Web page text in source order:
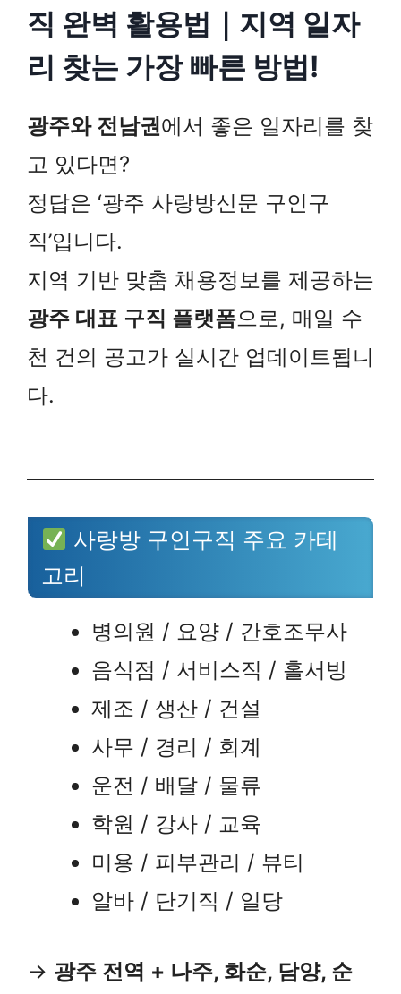
직 완벽 활용법｜지역 일자
리 찾는 가장 빠른 방법!
광주와 전남권에서 좋은 일자리를 찾
고 있다면?
정답은 ‘광주 사랑방신문 구인구
직’입니다.
지역 기반 맞춤 채용정보를 제공하는
광주 대표 구직 플랫폼으로, 매일 수
천 건의 공고가 실시간 업데이트됩니
다.
사랑방 구인구직 주요 카테
고리
병의원 / 요양 / 간호조무사
음식점 / 서비스직 / 홀서빙
제조 / 생산 / 건설
사무 / 경리 / 회계
운전 / 배달 / 물류
학원 / 강사 / 교육
미용 / 피부관리 / 뷰티
알바 / 단기직 / 일당
→ 광주 전역 + 나주, 화순, 담양, 순